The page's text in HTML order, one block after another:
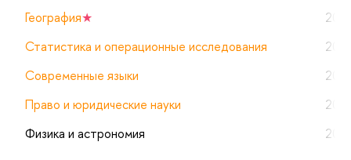
География★
Статистика и операционные исследования
Современные языки
Право и юридические науки
Физика и астрономия